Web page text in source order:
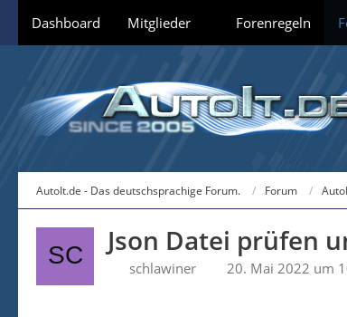
Dashboard Mitglieder Forenregeln
AutoIt.de - Das deutschsprachige Forum. Forum
Json Datei prüfen
schlawiner 20. Mai 2022 um